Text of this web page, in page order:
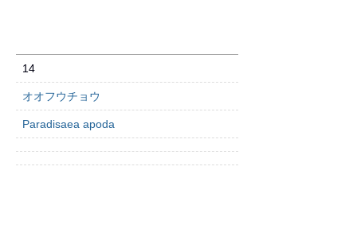
14
オオフウチョウ
Paradisaea apoda